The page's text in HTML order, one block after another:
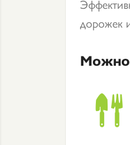
дорожек
Можно